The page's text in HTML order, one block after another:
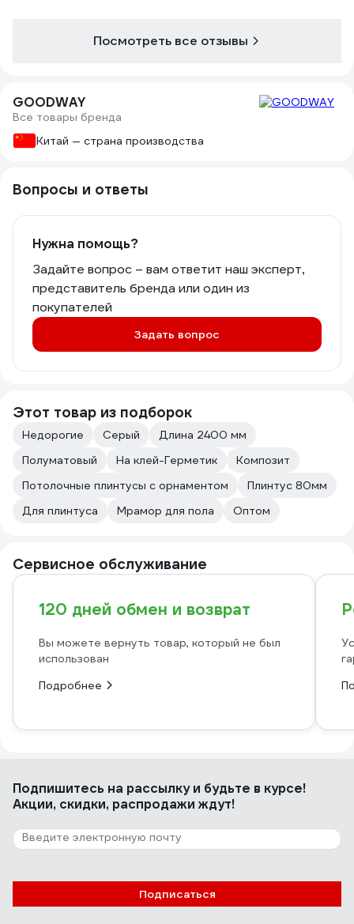
Посмотреть все отзывы
GOODWAY
Все товары бренда
Китай — страна производства
Вопросы и ответы
Нужна помощь?
Задайте вопрос – вам ответит наш эксперт,
представитель бренда или один из
покупателей
Задать вопрос
Этот товар из подборок
Недорогие Серый
Длина 2400 мм
Полуматовый
На клей-Герметик
Композит
Потолочные плинтусы с орнаментом
Плинтус 80мм
Для плинтуса
Мрамор для пола Оптом
Сервисное обслуживание
120 дней обмен и возврат
Вы можете вернуть товар, который не был
использован
Подробнее
Подпишитесь на рассылкуи будьте в курсе!
Акции, скидки, распродажи ждут!
Подписаться